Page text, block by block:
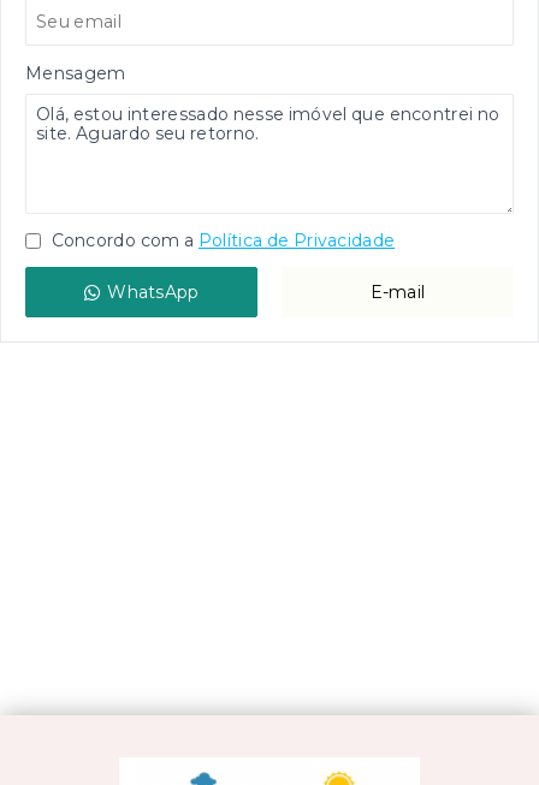
Mensagem
Concordo com a Política de Privacidade
WhatsApp E-mail